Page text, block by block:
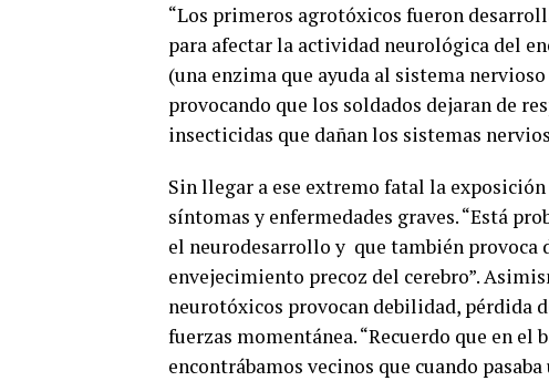
“Los primeros agrotóxicos fueron
para afectar la actividad neurológica del
(una enzima que ayuda al sistema
provocando que los soldados dejaran de
insecticidas que dañan los sistemas
Sin llegar a ese extremo fatal la
síntomas y enfermedades graves. “Está
el neurodesarrollo y que también provoca
envejecimiento precoz del cerebro”.
neurotóxicos provocan debilidad, pérdida
fuerzas momentánea. “Recuerdo que en
encontrábamos vecinos que cuando